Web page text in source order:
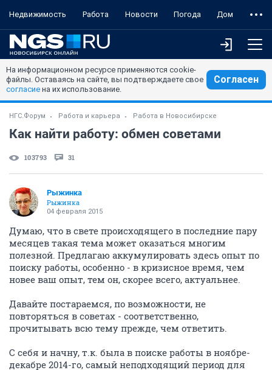
Недвижимость Работа Новости Погода Дом
На информационном ресурсе применяются cookie-
файлы. Оставаясь на сайте, вы подтверждаете свое
согласие на их использование.
Согласен